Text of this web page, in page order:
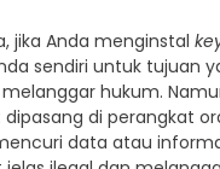
jika Anda menginstal
sendiri untuk tujuan
hukum.
di perangkat
data atau